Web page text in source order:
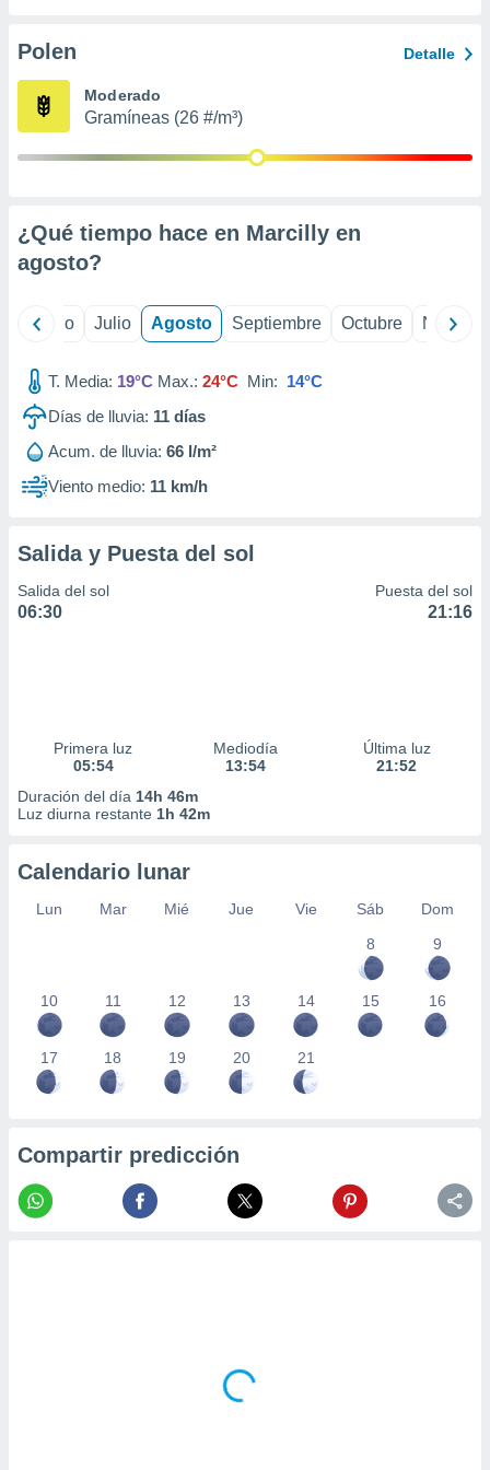
e
mediante
de
1199
Polen Detalle
Moderado
Gramíneas (26 #/m³)
¿Qué tiempo hace en Marcilly en
agosto?
Junio Julio Agosto Septiembre Octubre
T. Media: 19°C Max.: 24°C Min: 14°C
Días de lluvia: 11 días
Acum. de lluvia: 66 l/m²
Viento medio: 11 km/h
Salida y Puesta del sol
Salida del sol
06:30
Puesta del sol
21:16
Primera luz
05:54
Mediodía
13:54
Última luz
21:52
Duración del día 14h 46m
Luz diurna restante 1h 42m
Calendario lunar
Lun Mar Mié Jue Vie Sáb
Dom
8
9
10 11 12 13 14 15 16
17 18 19 20 21
Compartir predicción